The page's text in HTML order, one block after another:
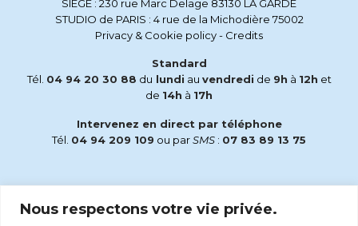
Nous respectons votre vie privée.
SIEGE : 230 rue Marc Delage 83130 LA GARDE
STUDIO de PARIS : 4 rue de la Michodière 75002
Privacy & Cookie policy- Credits
Standard
Tél. 04 94 20 30 88 du lundi au vendredi de 9h à 12h et
de 14h à 17h
Intervenez en direct par téléphone
Tél. 04 94 209 109 ou parSMS : 07 83 89 13 75
accueil@radiomaria.fr